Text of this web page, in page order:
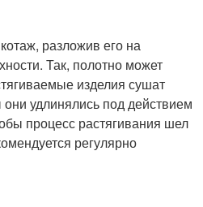
разложив его на
Так, полотно может
изделия сушат
удлинялись под действием
процесс растягивания шел
регулярно